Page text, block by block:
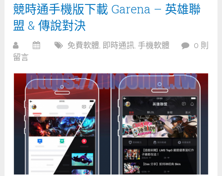
競時通手機版下載 Garena – 英雄聯
盟 & 傳說對決
免費軟體, 即時通訊, 手機軟體
0 則
留言